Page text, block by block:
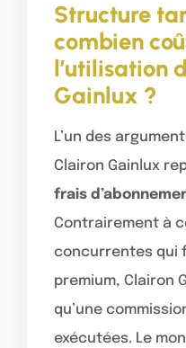
Structure
combien
l’utilisation
Gainlux ?
L’un des
Clairon Gainlux
frais
Contrairement à
concurrentes qui
premium, Clairon
qu’une
exécutées. Le